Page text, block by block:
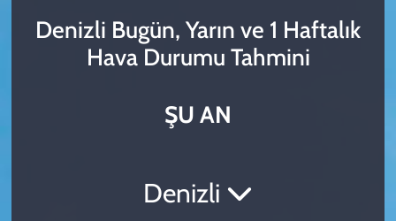
Denizli Bugün, Yarın ve 1 Haftalık
Hava Durumu Tahmini
ŞU AN
Denizli
AVRUPA
TÜRKİYE
Trafik Durumu
Avrupa Ligi Puan Durumu ve Fikstür